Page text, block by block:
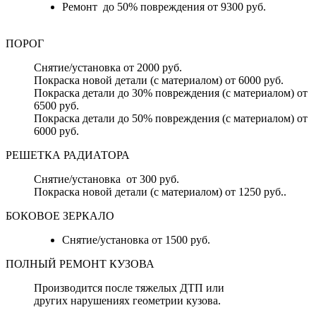
Ремонт до 50% повреждения от 9300 руб.
ПОРОГ
Снятие/установка от 2000 руб.
Покраска новой детали (с материалом) от 6000 руб.
Покраска детали до 30% повреждения (с материалом) от
6500 руб.
Покраска детали до 50% повреждения (с материалом) от
6000 руб.
РЕШЕТКА РАДИАТОРА
Снятие/установка от 300 руб.
Покраска новой детали (с материалом) от 1250 руб..
БОКОВОЕ ЗЕРКАЛО
Снятие/установка от 1500 руб.
ПОЛНЫЙ РЕМОНТ КУЗОВА
Производится после тяжелых ДТП или
других нарушениях геометрии кузова.